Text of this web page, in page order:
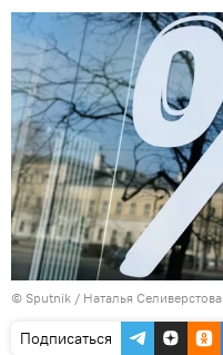
© Sputnik / Наталья Селиверстова
Подписаться